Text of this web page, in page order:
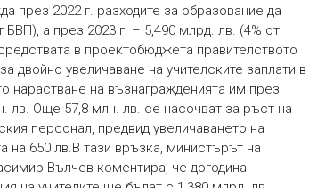
през 2022 г. разходите за образование да
БВП), а през 2023 г. – 5,490 млрд. лв. (4% от
в проектобюджета правителството
двойно увеличаване на учителските заплати в
нарастване на възнагражденията им през
лв. Още 57,8 млн. лв. се насочват за ръст на
персонал, предвид увеличаването на
на 650 лв.В тази връзка, министърът на
Вълчев коментира, че догодина